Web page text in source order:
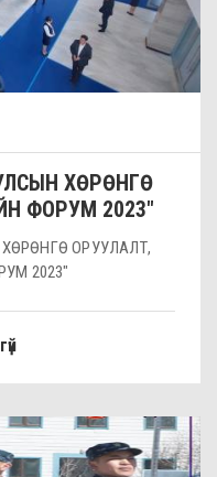
ХӨРӨНГӨ
ФОРУМ 2023"
ОРУУЛАЛТ,
2023"